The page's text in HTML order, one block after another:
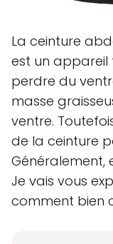
La ceinture
est un
perdre du
masse
ventre.
de la ceinture
Généralement,
Je vais vous
comment bien